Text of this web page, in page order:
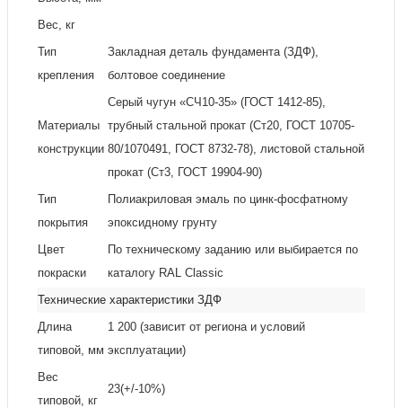
Вес, кг
Тип
крепления
Закладная деталь фундамента (ЗДФ),
болтовое соединение
Материалы
конструкции
Серый чугун «СЧ10-35» (ГОСТ 1412-85),
трубный стальной прокат (Ст20, ГОСТ 10705-
80/1070491, ГОСТ 8732-78), листовой стальной
прокат (Ст3, ГОСТ 19904-90)
Тип
покрытия
Полиакриловая эмаль по цинк-фосфатному
эпоксидному грунту
Цвет
покраски
По техническому заданию или выбирается по
каталогу RAL Classic
Технические характеристики ЗДФ
Длина
типовой, мм
1 200 (зависит от региона и условий
эксплуатации)
Вес
типовой, кг
23(+/-10%)